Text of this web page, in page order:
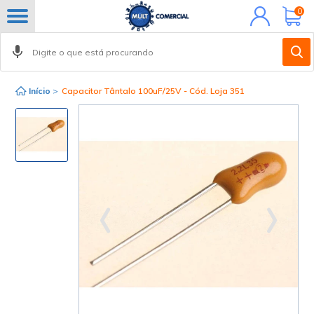
Minha
conta
0
Início > Capacitor Tântalo 100uF/25V - Cód. Loja 351